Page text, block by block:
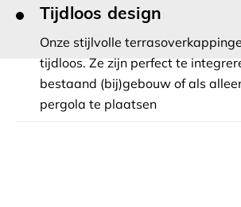
Tijdloos design
Onze stijlvolle
tijdloos. Ze zijn perfect te
bestaand (bij)gebouw of als
pergola te plaatsen